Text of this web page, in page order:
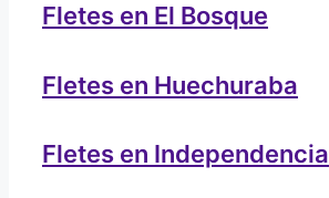
Fletes en El Bosque
Fletes en Huechuraba
Fletes en Independencia